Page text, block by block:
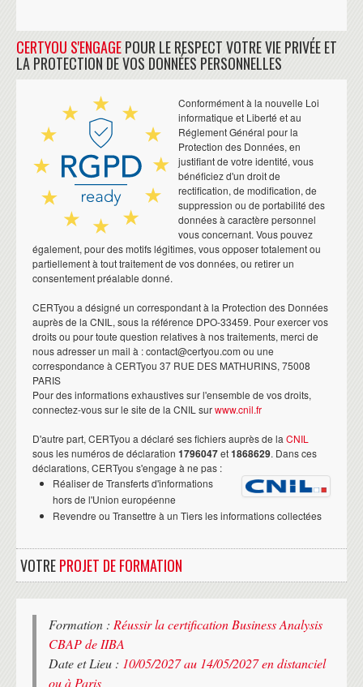
CERTYOU S'ENGAGEPOUR LE RESPECT VOTRE VIE PRIVÉE ET
LA PROTECTION DE VOS DONNÉES PERSONNELLES
Conformément à la nouvelle Loi
informatique et Liberté et au
Réglement Général pour la
Protection des Données, en
justifiant de votre identité, vous
bénéficiez d'un droit de
rectification, de modification, de
suppression ou de portabilité des
données à caractère personnel
vous concernant. Vous pouvez
également, pour des motifs légitimes, vous opposer totalement ou
partiellement à tout traitement de vos données, ou retirer un
consentement préalable donné.
CERTyou a désigné un correspondant à la Protection des Données
auprès de la CNIL, sous la référence DPO-33459. Pour exercer vos
droits ou pour toute question relatives à nos traitements, merci de
nous adresser un mail à : contact@certyou.com ou une
correspondance à CERTyou 37 RUE DES MATHURINS, 75008
PARIS
Pour des informations exhaustives sur l'ensemble de vos droits,
connectez-vous sur le site de la CNIL surwww.cnil.fr
D'autre part, CERTyou a déclaré ses fichiers auprès de la CNIL
sous les numéros de déclaration 1796047et1868629. Dans ces
déclarations, CERTyou s'engage à ne pas :
Réaliser de Transferts d'informations
hors de l'Union européenne
Revendre ou Transettre à un Tiers les informations collectées
VOTREPROJET DE FORMATION
Formation : Réussir la certification Business Analysis
CBAP de IIBA
Date et Lieu : 10/05/2027 au 14/05/2027 en distanciel
ou à Paris